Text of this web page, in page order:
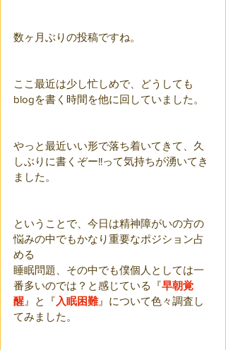
数ヶ月ぶりの投稿ですね。
ここ最近は少し忙しめで、どうしても
blogを書く時間を他に回していました。
やっと最近いい形で落ち着いてきて、久
しぶりに書くぞー!!って気持ちが湧いてき
ました。
ということで、今日は精神障がいの方の
悩みの中でもかなり重要なポジション占
める
睡眠問題、その中でも僕個人としては一
番多いのでは？と感じている『早朝覚
醒 』と『 入眠困難』について色々調査し
てみました。